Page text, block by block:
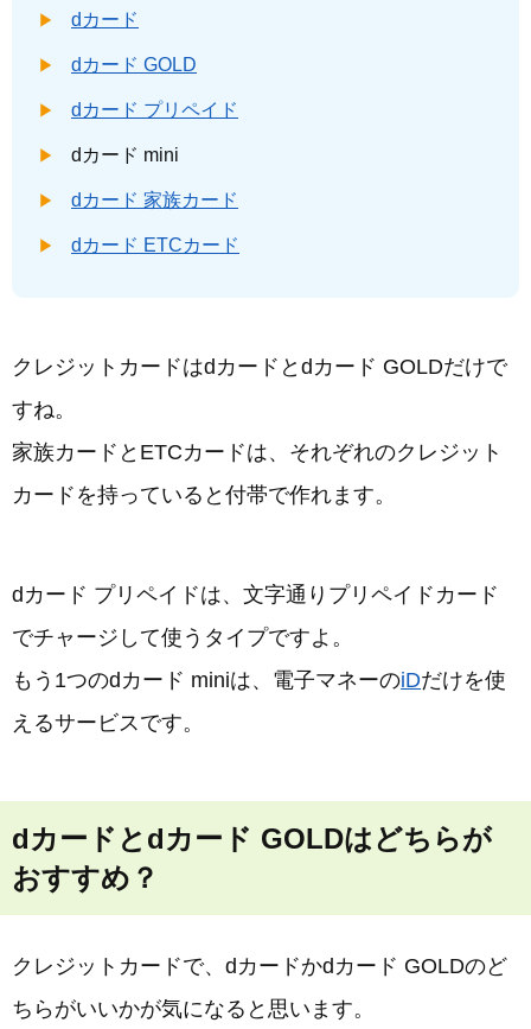
dカード
dカード GOLD
dカード プリペイド
dカード mini
dカード 家族カード
dカード ETCカード
クレジットカードはdカードとdカード GOLDだけで
すね。
家族カードとETCカードは、それぞれのクレジット
カードを持っていると付帯で作れます。
dカード プリペイドは、文字通りプリペイドカード
でチャージして使うタイプですよ。
もう1つのdカード miniは、電子マネーのiDだけを使
えるサービスです。
dカードとdカード GOLDはどちらが
おすすめ？
クレジットカードで、dカードかdカード GOLDのど
ちらがいいかが気になると思います。